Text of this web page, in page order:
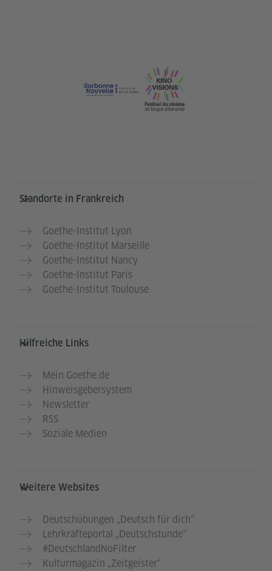
Service- und Informationsbereich
Standorte in Frankreich
Goethe-Institut Lyon
Goethe-Institut Marseille
Goethe-Institut Nancy
Goethe-Institut Paris
Goethe-Institut Toulouse
Hilfreiche Links
Mein Goethe.de
Hinweisgebersystem
Newsletter
RSS
Soziale Medien
Weitere Websites
Deutschübungen „Deutsch für dich“
Lehrkräfteportal „Deutschstunde“
#DeutschlandNoFilter
Kulturmagazin „Zeitgeister“